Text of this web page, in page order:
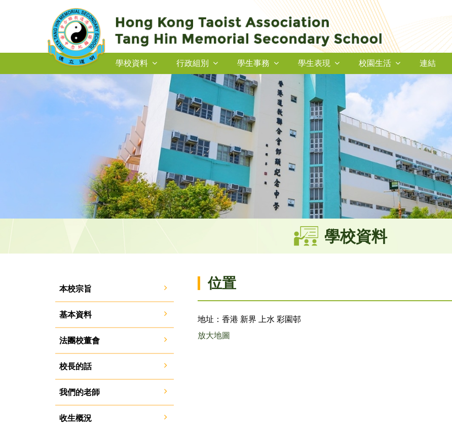
學校資料 行政組別 學生事務 學生表現 校園生活 連結
學校資料
本校宗旨
基本資料
法團校董會
校長的話
我們的老師
收生概況
位置
地址：香港 新界 上水 彩園邨
放大地圖